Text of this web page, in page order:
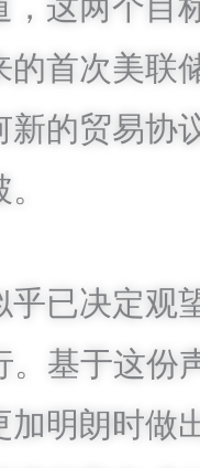
的首次美联
新的贸易协
乎已决定观
。基于这份
加明朗时做